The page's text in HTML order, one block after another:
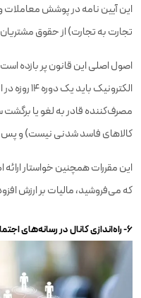
تجارت به تجارت) از حقوق
اصول اصلی این قانون پر بازده
الکترونیک
مصرف‌کننده قادر به لغو یا برگشت
کالاهای فاسد شدنی نیست) و پس
این مقررات همچنین خواستار
که می‌فروشید، مالیات بر ارزش
۶- راه‌اندازی کانال‌ در رسانه‌های اجتماعی